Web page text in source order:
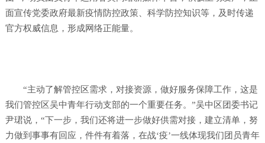
面宣传党委政府最新疫情防控政策、科学防控知识等，及时传递
官方权威信息，形成网络正能量。
“主动了解管控区需求，对接资源，做好服务保障工作，这是
我们管控区吴中青年行动支部的一个重要任务。”吴中区团委书记
尹珺说，“下一步，我们还将进一步做好供需对接，建立清单，努
力做到事事有回应，件件有着落，在战‘疫’一线体现我们团员青年